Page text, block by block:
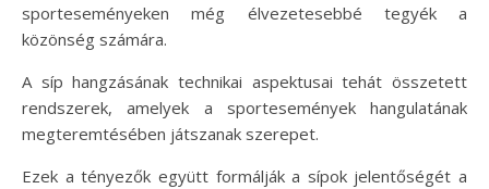
sporteseményeken még élvezetesebbé tegyék a
közönség számára.
A síp hangzásának technikai aspektusai tehát összetett
rendszerek, amelyek a sportesemények hangulatának
megteremtésében játszanak szerepet.
Ezek a tényezők együtt formálják a sípok jelentőségét a